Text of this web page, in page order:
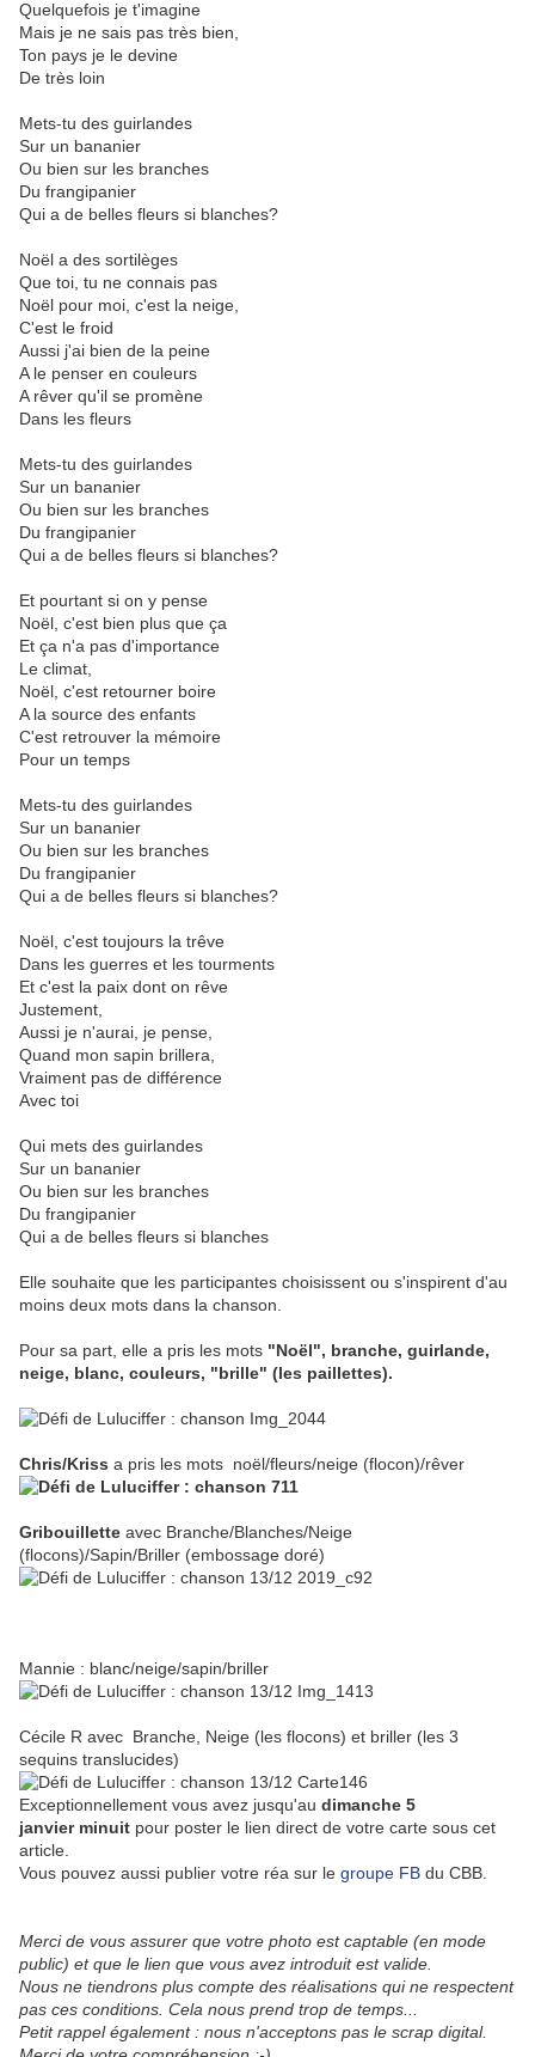
Quelquefois je t'imagine
Mais je ne sais pas très bien,
Ton pays je le devine
De très loin
Mets-tu des guirlandes
Sur un bananier
Ou bien sur les branches
Du frangipanier
Qui a de belles fleurs si blanches?
Noël a des sortilèges
Que toi, tu ne connais pas
Noël pour moi, c'est la neige,
C'est le froid
Aussi j'ai bien de la peine
A le penser en couleurs
A rêver qu'il se promène
Dans les fleurs
Mets-tu des guirlandes
Sur un bananier
Ou bien sur les branches
Du frangipanier
Qui a de belles fleurs si blanches?
Et pourtant si on y pense
Noël, c'est bien plus que ça
Et ça n'a pas d'importance
Le climat,
Noël, c'est retourner boire
A la source des enfants
C'est retrouver la mémoire
Pour un temps
Mets-tu des guirlandes
Sur un bananier
Ou bien sur les branches
Du frangipanier
Qui a de belles fleurs si blanches?
Noël, c'est toujours la trêve
Dans les guerres et les tourments
Et c'est la paix dont on rêve
Justement,
Aussi je n'aurai, je pense,
Quand mon sapin brillera,
Vraiment pas de différence
Avec toi
Qui mets des guirlandes
Sur un bananier
Ou bien sur les branches
Du frangipanier
Qui a de belles fleurs si blanches
Elle souhaite que les participantes choisissent ou s'inspirent d'au
moins deux mots dans la chanson.
Pour sa part, elle a pris les mots "Noël", branche, guirlande,
neige, blanc, couleurs, "brille" (les paillettes).
Chris/Kriss a pris les mots noël/fleurs/neige (flocon)/rêver
Gribouillette avec Branche/Blanches/Neige
(flocons)/Sapin/Briller (embossage doré)
Mannie : blanc/neige/sapin/briller
Cécile R avec Branche, Neige (les flocons) et briller (les 3
sequins translucides)
Exceptionnellement vous avez jusqu'au dimanche 5
janvier minuit pour poster le lien direct de votre carte sous cet
article.
Vous pouvez aussi publier votre réa sur le groupe FB du CBB.
Merci de vous assurer que votre photo est captable (en mode
public) et que le lien que vous avez introduit est valide.
Nous ne tiendrons plus compte des réalisations qui ne respectent
pas ces conditions. Cela nous prend trop de temps...
Petit rappel également : nous n'acceptons pas le scrap digital.